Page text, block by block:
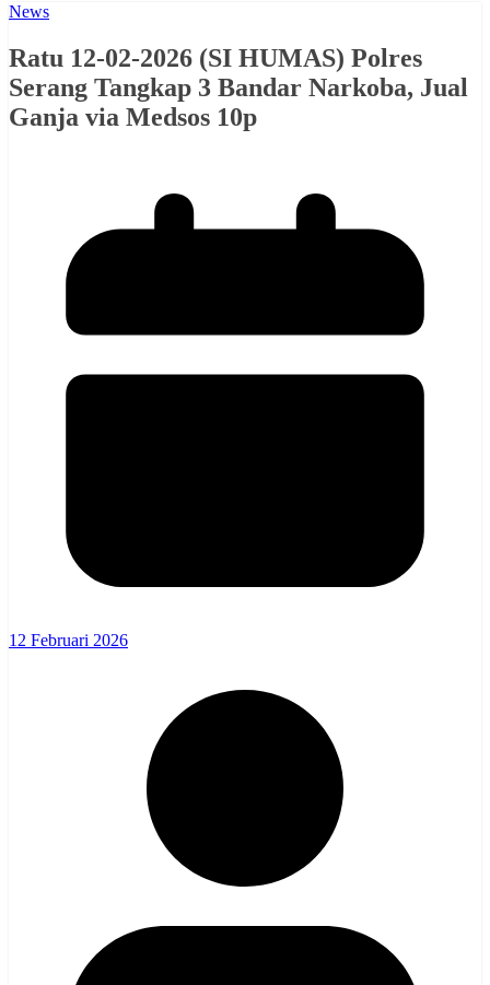
News
Ratu 12-02-2026 (SI HUMAS) Polres
Serang Tangkap 3 Bandar Narkoba, Jual
Ganja via Medsos 10p
12 Februari 2026